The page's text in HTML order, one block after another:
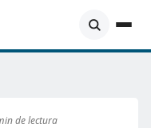
de lectura